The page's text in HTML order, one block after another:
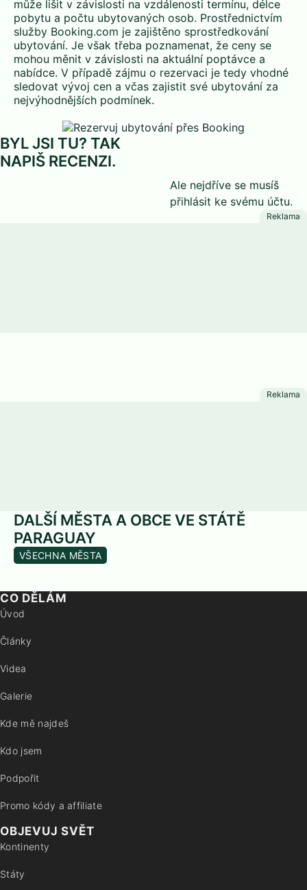
může lišit v závislosti na vzdálenosti termínu, délce
pobytu a počtu ubytovaných osob. Prostřednictvím
služby Booking.com je zajištěno sprostředkování
ubytování. Je však třeba poznamenat, že ceny se
mohou měnit v závislosti na aktuální poptávce a
nabídce. V případě zájmu o rezervaci je tedy vhodné
sledovat vývoj cen a včas zajistit své ubytování za
nejvýhodnějších podmínek.
BYL JSI TU? TAK
NAPIŠ RECENZI.
Ale nejdříve se musíš
přihlásit ke svému účtu.
DALŠÍ MĚSTA A OBCE VE STÁTĚ
PARAGUAY
VŠECHNA MĚSTA
CO DĚLÁM
Úvod
Články
Videa
Galerie
Kde mě najdeš
Kdo jsem
Podpořit
Promo kódy a affiliate
OBJEVUJ SVĚT
Kontinenty
Státy